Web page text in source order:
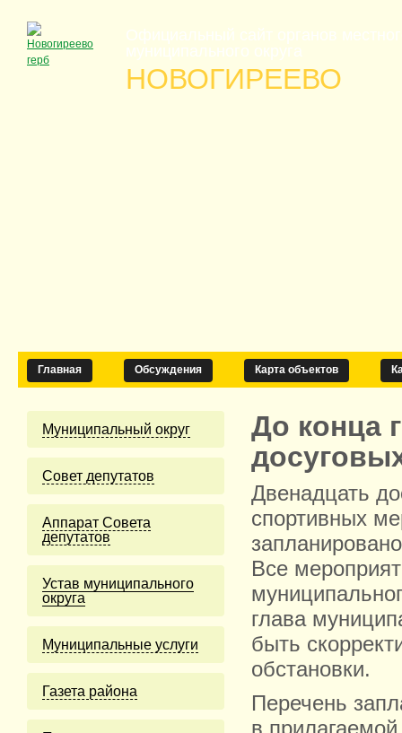
Официальный сайт органов
муниципального округа
НОВОГИРЕЕВО
Главная Обсуждения Карта объектов
Муниципальный округ
Cовет депутатов
Аппарат Совета
депутатов
Устав муниципального
округа
Муниципальные услуги
Газета района
До конца
Двенадцать
спортивных
Все
глава
быть
обстановки.
Перечень